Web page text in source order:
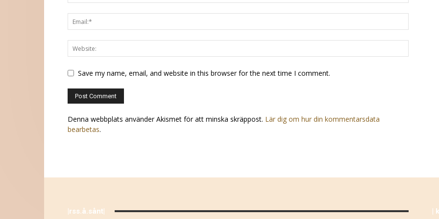
Save my name, email, and website in this browser for the next time I comment.
Denna webbplats använder Akismet för att minska skräppost. Lär dig om hur din kommentarsdata
bearbetas.
|rss.å.sånt| |